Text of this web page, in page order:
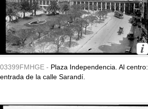
03399FMHGE - Plaza Independencia. Al centro:
entrada de la calle Sarandí.